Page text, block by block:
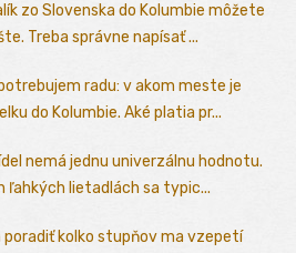
zo Slovenska do Kolumbie môžete
Treba správne napísať ...
radu: v akom meste je
do Kolumbie. Aké platia pr...
nemá jednu univerzálnu hodnotu.
ľahkých lietadlách sa typic...
poradiť kolko stupňov ma vzepetí